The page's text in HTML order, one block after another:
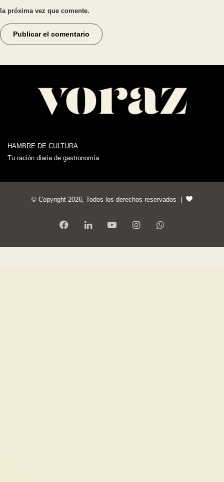
la próxima vez que comente.
HAMBRE DE CULTURA
Tu ración diaria de gastronomía
© Copyright 2026, Todos los derechos reservados |